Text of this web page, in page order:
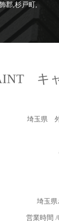
郡,杉戸町,
埼玉県
埼玉県
営業時間 /